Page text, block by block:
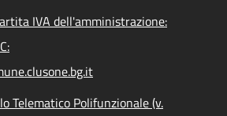
IVA dell'amministrazione:
Telematico Polifunzionale (v.